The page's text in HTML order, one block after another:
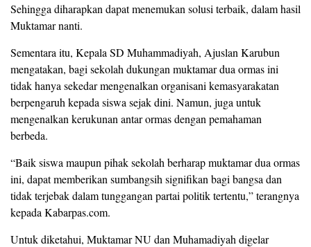
Sehingga diharapkan dapat menemukan solusi terbaik, dalam hasil
Muktamar nanti.
Sementara itu, Kepala SD Muhammadiyah, Ajuslan Karubun
mengatakan, bagi sekolah dukungan muktamar dua ormas ini
tidak hanya sekedar mengenalkan organisani kemasyarakatan
berpengaruh kepada siswa sejak dini. Namun, juga untuk
mengenalkan kerukunan antar ormas dengan pemahaman
berbeda.
“Baik siswa maupun pihak sekolah berharap muktamar dua ormas
ini, dapat memberikan sumbangsih signifikan bagi bangsa dan
tidak terjebak dalam tunggangan partai politik tertentu,” terangnya
kepada Kabarpas.com.
Untuk diketahui, Muktamar NU dan Muhamadiyah digelar